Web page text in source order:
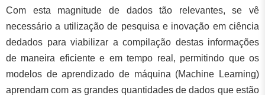
Com esta magnitude de dados tão relevantes, se vê
necessário a utilização de pesquisa e inovação em ciência
dedados para viabilizar a compilação destas informações
de maneira eficiente e em tempo real, permitindo que os
modelos de aprendizado de máquina (Machine Learning)
aprendam com as grandes quantidades de dados que estão